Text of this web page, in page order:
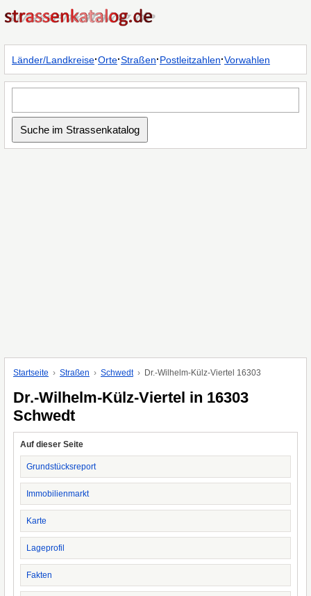
Länder/Landkreise·Orte·Straßen·Postleitzahlen·Vorwahlen
Startseite Straßen Schwedt Dr.-Wilhelm-Külz-Viertel 16303
Dr.-Wilhelm-Külz-Viertel in 16303
Schwedt
Auf dieser Seite
Grundstücksreport
Immobilienmarkt
Karte
Lageprofil
Fakten